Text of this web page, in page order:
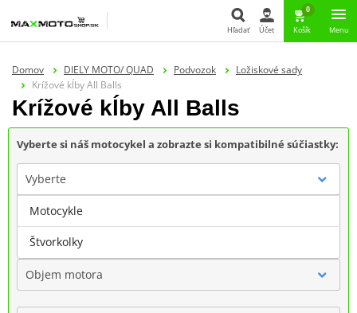
Hľadať
Hľadať Účet
0
Košík Menu
Domov DIELY MOTO/ QUAD Podvozok
Ložiskové sady
Krížové kĺby All Balls
Krížové kĺby All Balls
Vyberte si náš motocykel a zobrazte si kompatibilné súčiastky:
Vyberte
Značka
Objem motora
Motocykle
Štvorkolky